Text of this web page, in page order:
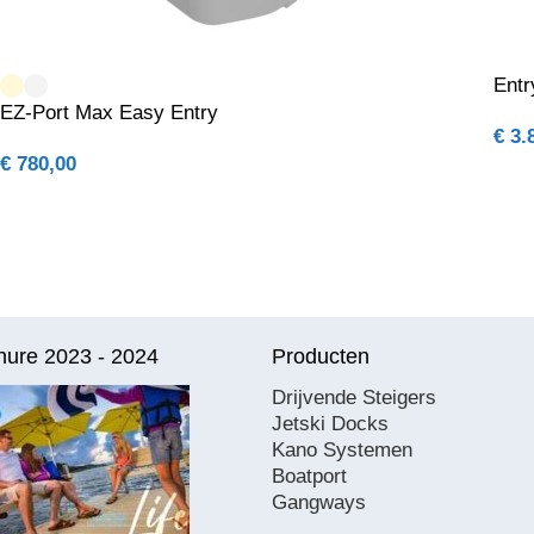
EZ-Port Max Easy Entry
€ 780,00
€
2023 - 2024 Producten
Drijvende Steigers
Jetski Docks
Kano Systemen
Boatport
Gangways